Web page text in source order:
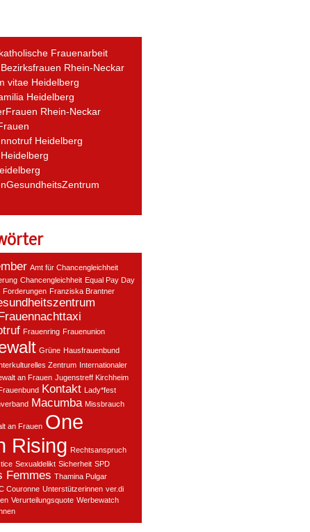
Frauenarbeit
Rhein-Neckar
vitae Heidelberg
Heidelberg
Rhein-Neckar
Heidelberg
Amt für Chancengleichheit
Chancengleichheit Equal Pay Day
Forderungen Franziska Brantner
Frauenring Frauenunion
Grüne Hausfrauenbund
Zentrum Internationaler
an Frauen Jugenstreff Kirchheim
Kontakt Lady*fest
Macumba Missbrauch
an Frauen One
Rising Rechtsanspruch
Sexualdelikt Sicherheit SPD
Femmes Thamina Pulgar
Couronne Unterstützerinnen ver.di
Verurteilungsquote Werbewatch